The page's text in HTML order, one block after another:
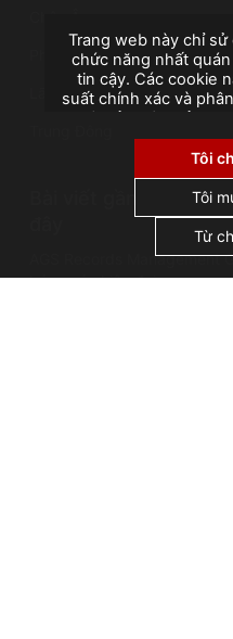
Lãnh thổ hải ngoại Pháp
AGS Records Management
bảo quản hiện đại
Trang web này chỉ
chức năng nhất
tin cậy. Các cookie
suất chính xác và
tôi cải thiện trải
không sử dụng
thị lại, và không
nhân cho bên thứ
"Chấp nhận tất cả",
tôi sử
Tôi
Tôi
Từ